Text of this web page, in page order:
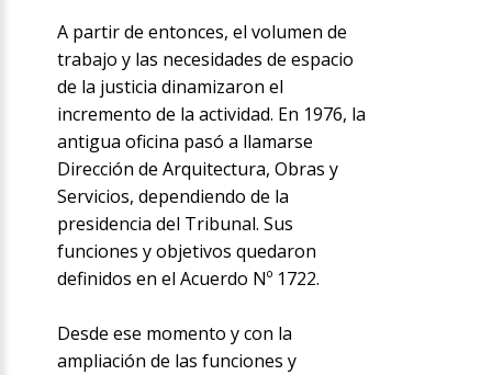
A partir de entonces, el volumen de
trabajo y las necesidades de espacio
de la justicia dinamizaron el
incremento de la actividad. En 1976, la
antigua oficina pasó a llamarse
Dirección de Arquitectura, Obras y
Servicios, dependiendo de la
presidencia del Tribunal. Sus
funciones y objetivos quedaron
definidos en el Acuerdo Nº 1722.
Desde ese momento y con la
ampliación de las funciones y